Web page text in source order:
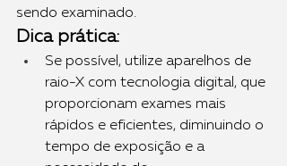
sendo examinado.
Dica prática:
Se possível, utilize aparelhos de
raio-X com tecnologia digital, que
proporcionam exames mais
rápidos e eficientes, diminuindo o
tempo de exposição e a